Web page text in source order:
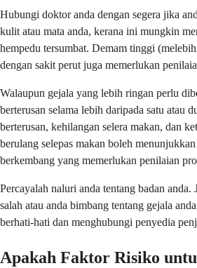
Hubungi doktor anda dengan segera jika
kulit atau mata anda, kerana ini mungkin
hempedu tersumbat. Demam tinggi
dengan sakit perut juga memerlukan
Walaupun gejala yang lebih ringan perlu
berterusan selama lebih daripada satu atau
berterusan, kehilangan selera makan, dan
berulang selepas makan boleh
berkembang yang memerlukan penilaian
Percayalah naluri anda tentang badan anda.
salah atau anda bimbang tentang gejala
berhati-hati dan menghubungi penyedia
Apakah Faktor Risiko